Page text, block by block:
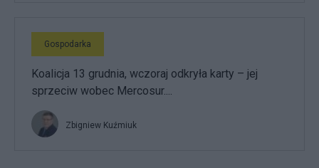
Gospodarka
Koalicja 13 grudnia, wczoraj odkryła karty – jej
sprzeciw wobec Mercosur....
Zbigniew Kuźmiuk